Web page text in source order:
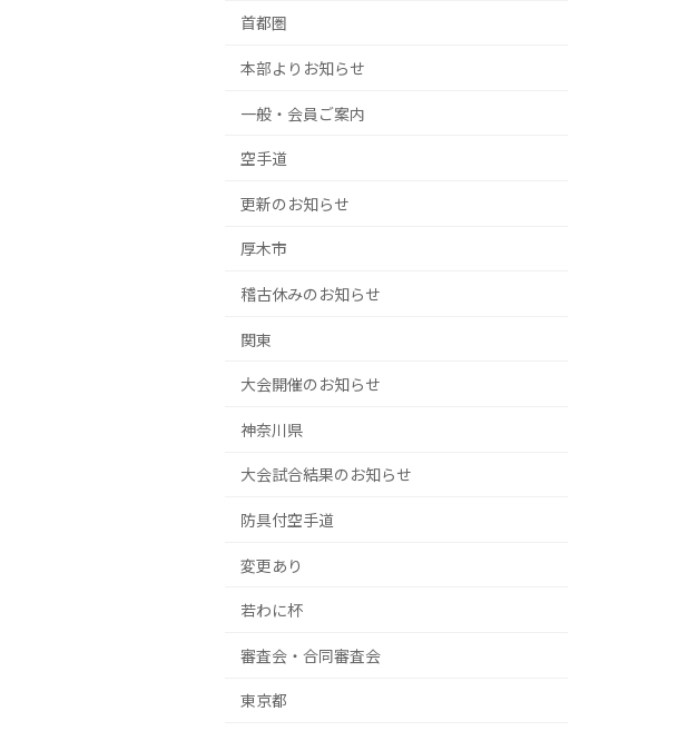
首都圏
本部よりお知らせ
一般・会員ご案内
空手道
更新のお知らせ
厚木市
稽古休みのお知らせ
関東
大会開催のお知らせ
神奈川県
大会試合結果のお知らせ
防具付空手道
変更あり
若わに杯
審査会・合同審査会
東京都